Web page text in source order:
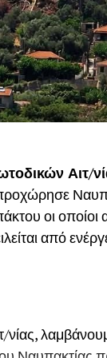
Αιτ/
οι οποίοι
από
νίας,